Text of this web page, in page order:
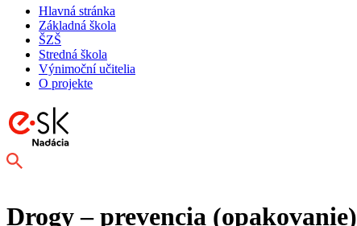
Hlavná stránka
Základná škola
ŠZŠ
Stredná škola
Výnimoční učitelia
O projekte
Drogy – prevencia (opakovanie)